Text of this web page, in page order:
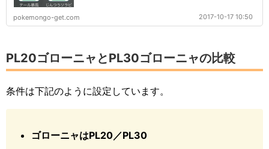
pokemongo-get.com 2017-10-17 10:50
PL20ゴローニャとPL30ゴローニャの比較
条件は下記のように設定しています。
ゴローニャはPL20／PL30